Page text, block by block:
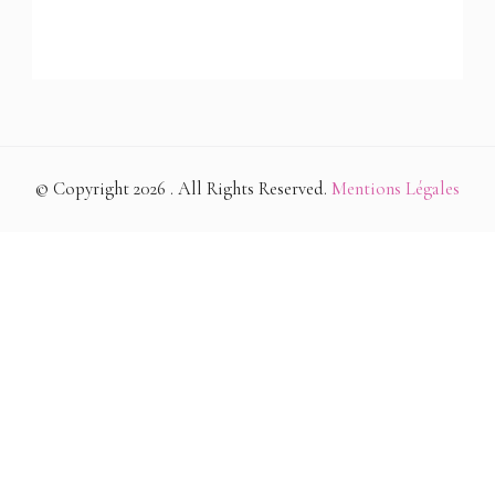
© Copyright 2026 . All Rights Reserved. Mentions Légales